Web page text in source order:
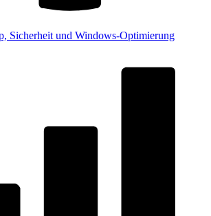
Sicherheit und Windows-Optimierung